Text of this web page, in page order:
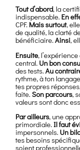
Tout d’abord, la
indispensable. En
CPF. Mais surtout,
de qualité, la clarté
bénéficiaire.Ainsi,
Ensuite,
central. Un bon
des tests.Au
rythme, à ton
tes propres
faite.Son parcours,
valeurs sont donc
Par ailleurs, une
primordiale.Il faut
impersonnels. Un
tes besoins
soient